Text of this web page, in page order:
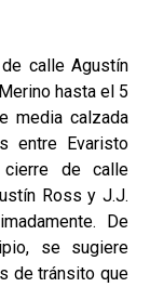
calle Agustín
hasta el 5
media calzada
entre Evaristo
de calle
Ross y J.J.
De
se sugiere
de tránsito que